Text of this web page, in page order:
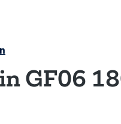
GF06